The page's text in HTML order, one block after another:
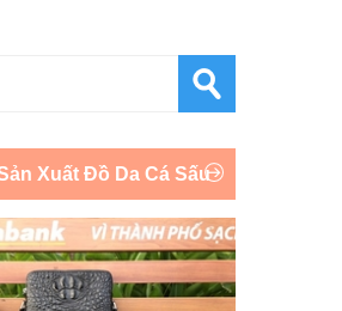
Xuất Đồ Da Cá Sấu